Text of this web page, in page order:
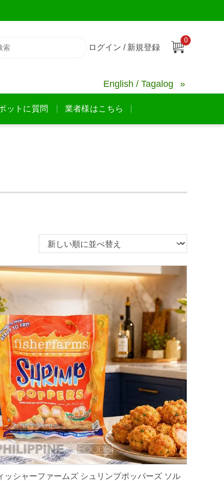
ログイン / 新規登録
0
English / Tagalog
ットに質問 業者様はこちら
ッシャーファームズ シュリンプポッパーズ ソル